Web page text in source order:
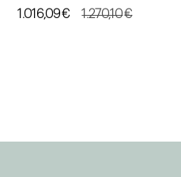
1.270,10€
El
1.016,09€
El